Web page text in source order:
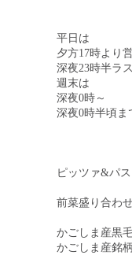
平日は
夕方17時より
深夜23時半ラ
週末は
深夜0時～
深夜0時半頃ま
ピッツァ&パ
前菜盛り合わ
かごしま産黒
かごしま産銘